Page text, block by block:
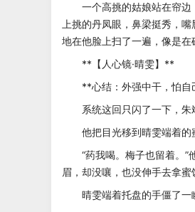
一个高挑的姑娘站在帘边
上挑的丹凤眼，鼻梁挺秀，
地在他脸上扫了一遍，像是
**【人心镜·晴雯】**
**心结：外强中干，怕自
系统这回只闪了一下，朱
他把目光移到晴雯端着的
“药我喝。梅子也留着。”
眉，却没嚷，也没伸手去拿蜜
晴雯端着托盘的手僵了一